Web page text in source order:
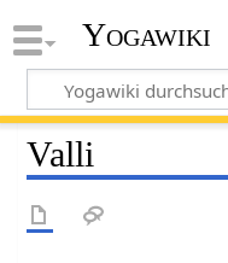
Yogawiki
Valli